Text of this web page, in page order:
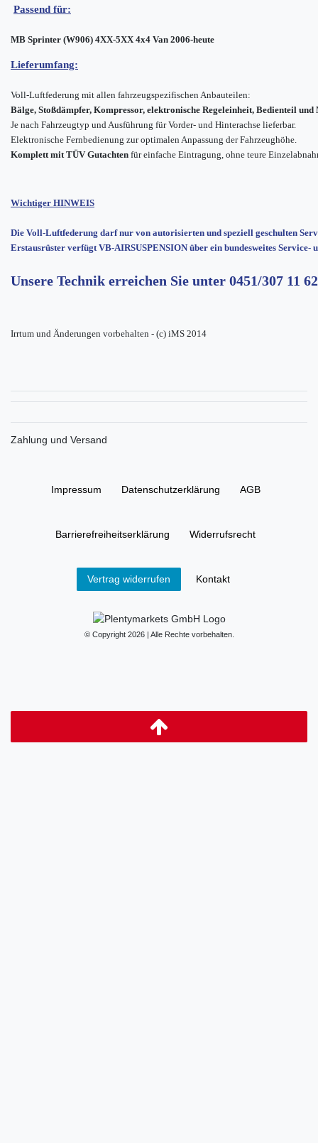
Passend für:
MB Sprinter (W906) 4XX-5XX 4x4 Van 2006-heute
Lieferumfang:
Voll-Luftfederung mit allen fahrzeugspezifischen Anbauteilen:
Bälge, Stoßdämpfer, Kompressor, elektronische Regeleinheit, Bedienteil und
Je nach Fahrzeugtyp und Ausführung für Vorder- und Hinterachse lieferbar.
Elektronische Fernbedienung zur optimalen Anpassung der Fahrzeughöhe.
Komplett mit TÜV Gutachten für einfache Eintragung, ohne teure
Wichtiger HINWEIS
Die Voll-Luftfederung darf nur von autorisierten und speziell geschulten
Erstausrüster verfügt VB-AIRSUSPENSION über ein bundesweites Service-
Unsere Technik erreichen Sie unter 0451/307 11 62
Irrtum und Änderungen vorbehalten - (c) iMS 2014
Zahlung und Versand
Impressum Daten­schutz­erklärung AGB
Barrierefreiheitserklärung Widerrufs­recht
Vertrag widerrufen Kontakt
© Copyright 2026 | Alle Rechte vorbehalten.